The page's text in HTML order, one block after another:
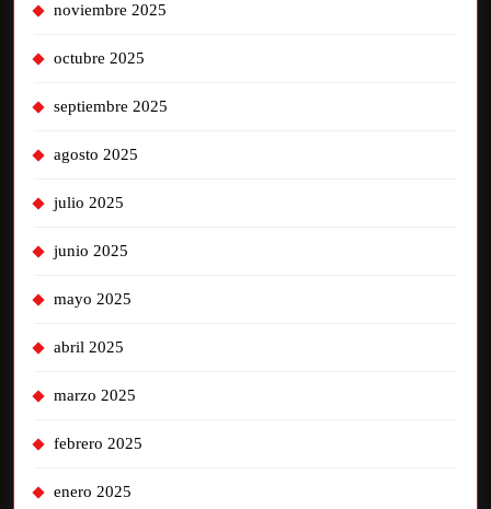
noviembre 2025
octubre 2025
septiembre 2025
agosto 2025
julio 2025
junio 2025
mayo 2025
abril 2025
marzo 2025
febrero 2025
enero 2025